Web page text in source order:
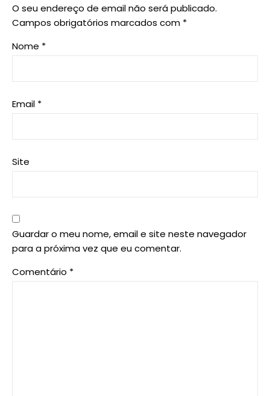
O seu endereço de email não será publicado.
Campos obrigatórios marcados com *
Nome *
Email *
Site
Guardar o meu nome, email e site neste navegador
para a próxima vez que eu comentar.
Comentário *